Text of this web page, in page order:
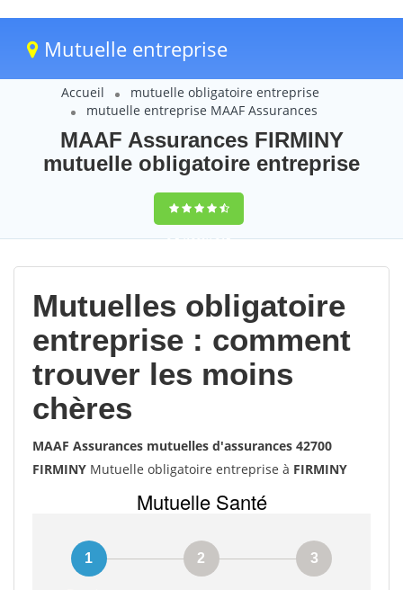
Mutuelle entreprise
Accueil
mutuelle obligatoire entreprise
mutuelle entreprise MAAF Assurances
MAAF Assurances FIRMINY
mutuelle obligatoire entreprise
9,5(100%)215
Mutuelles obligatoire
entreprise : comment
trouver les moins
chères
MAAF Assurances mutuelles d'assurances 42700
FIRMINY Mutuelle obligatoire entreprise à FIRMINY